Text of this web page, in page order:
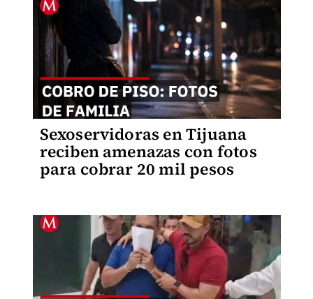
Sexoservidoras en Tijuana
reciben amenazas con fotos
para cobrar 20 mil pesos